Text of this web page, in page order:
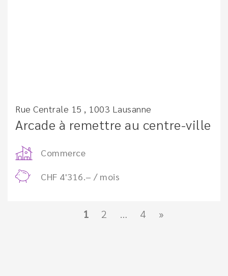
Rue Centrale 15 , 1003 Lausanne
Arcade à remettre au centre-ville
Commerce
CHF 4'316.– / mois
1 2 … 4 »